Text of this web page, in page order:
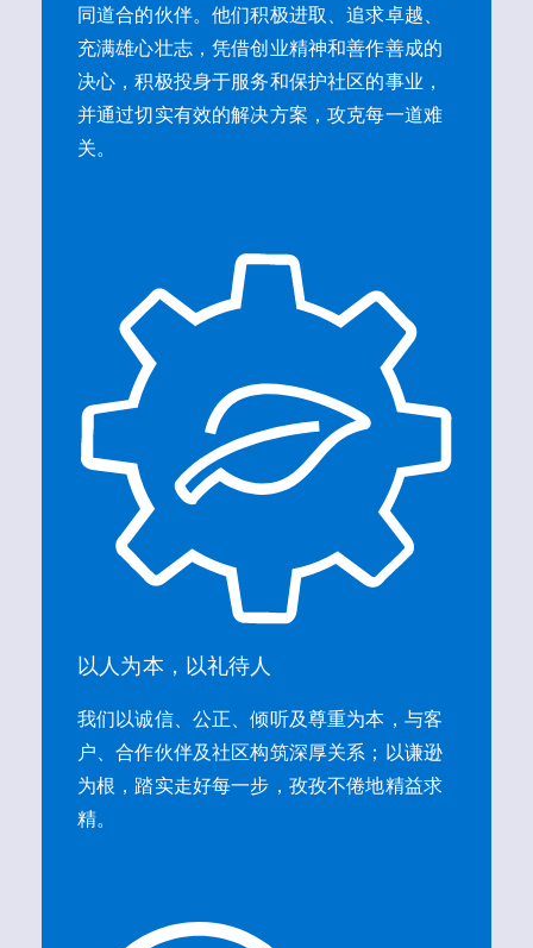
同道合的伙伴。他们积极进取、追求卓越、
充满雄心壮志，凭借创业精神和善作善成的
决心，积极投身于服务和保护社区的事业，
并通过切实有效的解决方案，攻克每一道难
关。
以人为本，以礼待人
我们以诚信、公正、倾听及尊重为本，与客
户、合作伙伴及社区构筑深厚关系；以谦逊
为根，踏实走好每一步，孜孜不倦地精益求
精。